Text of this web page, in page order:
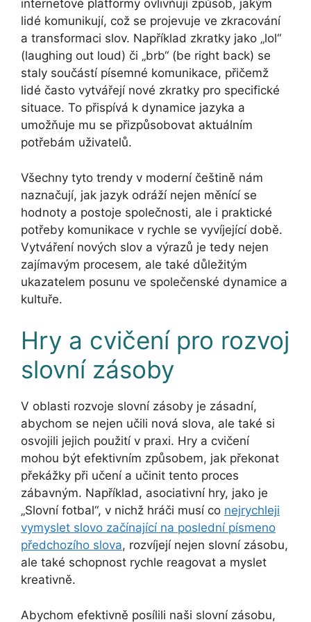
internetové platformy ovlivňují způsob, jakým
lidé komunikují, což se projevuje ve zkracování
a transformaci slov. Například zkratky jako „lol“
(laughing out loud) či „brb“ (be right back) se
staly součástí písemné komunikace, přičemž
lidé často vytvářejí nové zkratky pro specifické
situace. To přispívá k dynamice jazyka a
umožňuje mu se přizpůsobovat aktuálním
potřebám uživatelů.
Všechny tyto trendy v moderní češtině nám
naznačují, jak jazyk odráží nejen měnící se
hodnoty a postoje společnosti, ale i praktické
potřeby komunikace v rychle se vyvíjející době.
Vytváření nových slov a výrazů je tedy nejen
zajímavým procesem, ale také důležitým
ukazatelem posunu ve společenské dynamice a
kultuře.
Hry a cvičení pro rozvoj
slovní zásoby
V oblasti rozvoje slovní zásoby je zásadní,
abychom se nejen učili nová slova, ale také si
osvojili jejich použití v praxi. Hry a cvičení
mohou být efektivním způsobem, jak překonat
překážky při učení a učinit tento proces
zábavným. Například, asociativní hry, jako je
„Slovní fotbal“, v nichž hráči musí co nejrychleji
vymyslet slovo začínající na poslední písmeno
předchozího slova, rozvíjejí nejen slovní zásobu,
ale také schopnost rychle reagovat a myslet
kreativně.
Abychom efektivně posílili naši slovní zásobu,